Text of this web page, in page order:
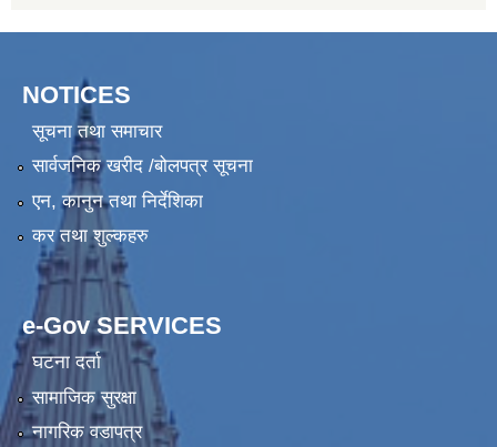
NOTICES
सूचना तथा समाचार
सार्वजनिक खरीद /बोलपत्र सूचना
एन, कानुन तथा निर्देशिका
कर तथा शुल्कहरु
e-Gov SERVICES
घटना दर्ता
सामाजिक सुरक्षा
नागरिक वडापत्र